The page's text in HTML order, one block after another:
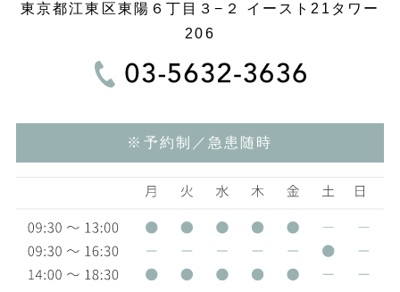
東京都江東区東陽６丁目３−２ イースト21タワー
206
※予約制／急患随時